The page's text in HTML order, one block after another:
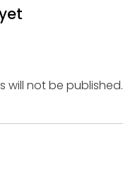
will not be published.